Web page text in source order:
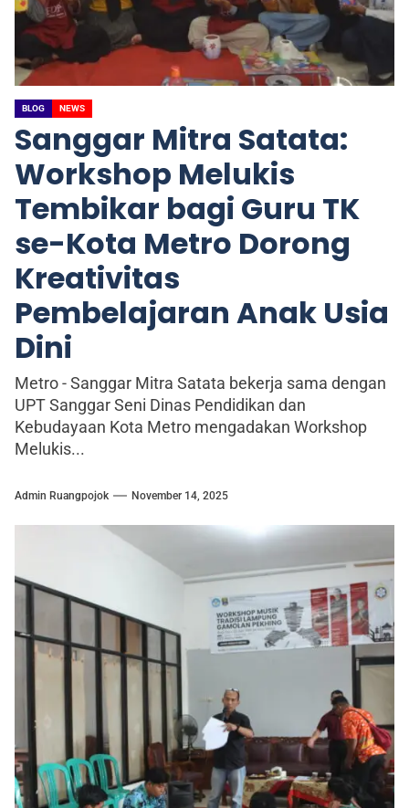
BLOG NEWS
Sanggar Mitra Satata:
Workshop Melukis
Tembikar bagi Guru TK
se-Kota Metro Dorong
Kreativitas
Pembelajaran Anak Usia
Dini
Metro - Sanggar Mitra Satata bekerja sama dengan
UPT Sanggar Seni Dinas Pendidikan dan
Kebudayaan Kota Metro mengadakan Workshop
Melukis...
Admin Ruangpojok November 14, 2025